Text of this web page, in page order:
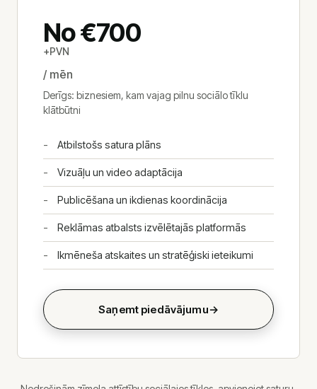
No €700
+PVN
/ mēn
Derīgs: biznesiem, kam vajag pilnu sociālo tīklu
klātbūtni
Atbilstošs satura plāns
Vizuāļu un video adaptācija
Publicēšana un ikdienas koordinācija
Reklāmas atbalsts izvēlētajās platformās
Ikmēneša atskaites un stratēģiski ieteikumi
Saņemt piedāvājumu→